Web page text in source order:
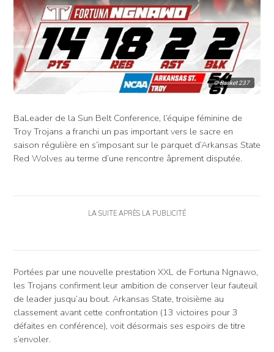
© Basket 237
BaLeader de la Sun Belt Conference, l’équipe féminine de
Troy Trojans a franchi un pas important vers le sacre en
saison régulière en s’imposant sur le parquet d’Arkansas State
Red Wolves au terme d’une rencontre âprement disputée.
LA SUITE APRÈS LA PUBLICITÉ
Portées par une nouvelle prestation XXL de Fortuna Ngnawo,
les Trojans confirment leur ambition de conserver leur fauteuil
de leader jusqu’au bout. Arkansas State, troisième au
classement avant cette confrontation (13 victoires pour 3
défaites en conférence), voit désormais ses espoirs de titre
s’envoler.